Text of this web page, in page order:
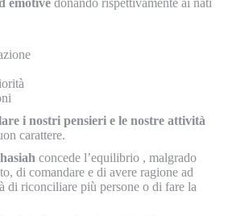
emotive donando rispettivamente ai nati
i nostri pensieri e le nostre attività
carattere.
concede l’equilibrio , malgrado
di comandare e di avere ragione ad
di riconciliare più persone o di fare la